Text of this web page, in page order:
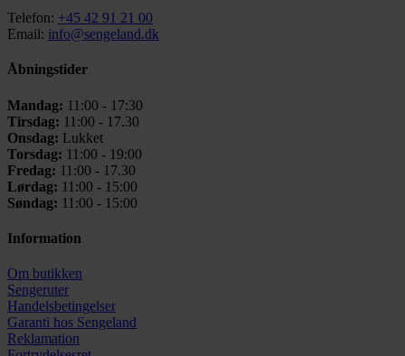
Telefon: +45 42 91 21 00
Email: info@sengeland.dk
Åbningstider
Mandag: 11:00 - 17:30
Tirsdag: 11:00 - 17.30
Onsdag: Lukket
Torsdag: 11:00 - 19:00
Fredag: 11:00 - 17.30
Lørdag: 11:00 - 15:00
Søndag: 11:00 - 15:00
Information
Om butikken
Sengeruter
Handelsbetingelser
Garanti hos Sengeland
Reklamation